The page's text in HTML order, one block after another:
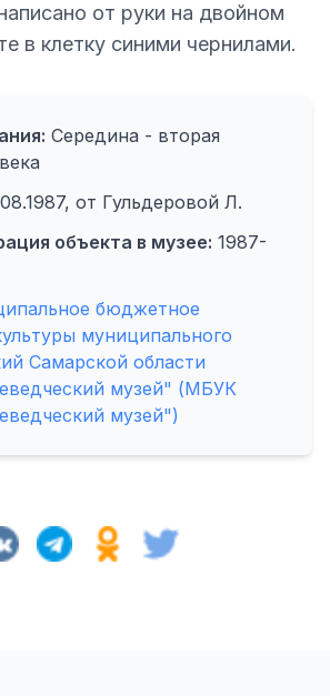
от руки на двойном
в клетку синими чернилами.
Середина - вторая
от Гульдеровой Л.
объекта в музее: 1987-
бюджетное
муниципального
Самарской области
музей" (МБУК
музей")